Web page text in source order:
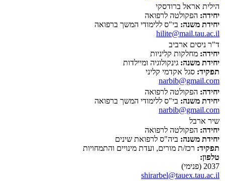
הילית אראל ברודסקי
יחידה: הפקולטה לרפואה
יחידת משנה: בי"ס ללימודי המשך ברפואה
hilite@mail.tau.ac.il
ד"ר ניסים ארביב
יחידה: מחלקות קליניות
יחידת משנה: גינקולוגיה ומיילדות
תפקיד: סגל אקדמי קליני
narbib@gmail.com
יחידה: הפקולטה לרפואה
יחידת משנה: בי"ס ללימודי המשך ברפואה
narbib@gmail.com
שיר ארבל
יחידה: הפקולטה לרפואה
יחידת משנה: ביה"ס לרפואת שינים
תפקיד: רכז/ת מורים, ועדת מינויים והתמחויות
טלפון:
2037 (פנימי)
shirarbel@tauex.tau.ac.il